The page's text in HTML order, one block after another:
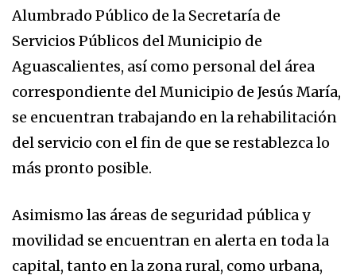
Alumbrado Público de la Secretaría de
Servicios Públicos del Municipio de
Aguascalientes, así como personal del área
correspondiente del Municipio de Jesús María,
se encuentran trabajando en la rehabilitación
del servicio con el fin de que se restablezca lo
más pronto posible.
Asimismo las áreas de seguridad pública y
movilidad se encuentran en alerta en toda la
capital, tanto en la zona rural, como urbana,